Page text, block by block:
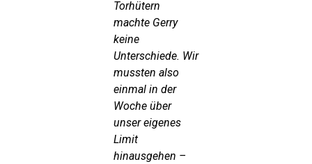
Torhütern
machte Gerry
keine
Unterschiede. Wir
mussten also
einmal in der
Woche über
unser eigenes
Limit
hinausgehen –